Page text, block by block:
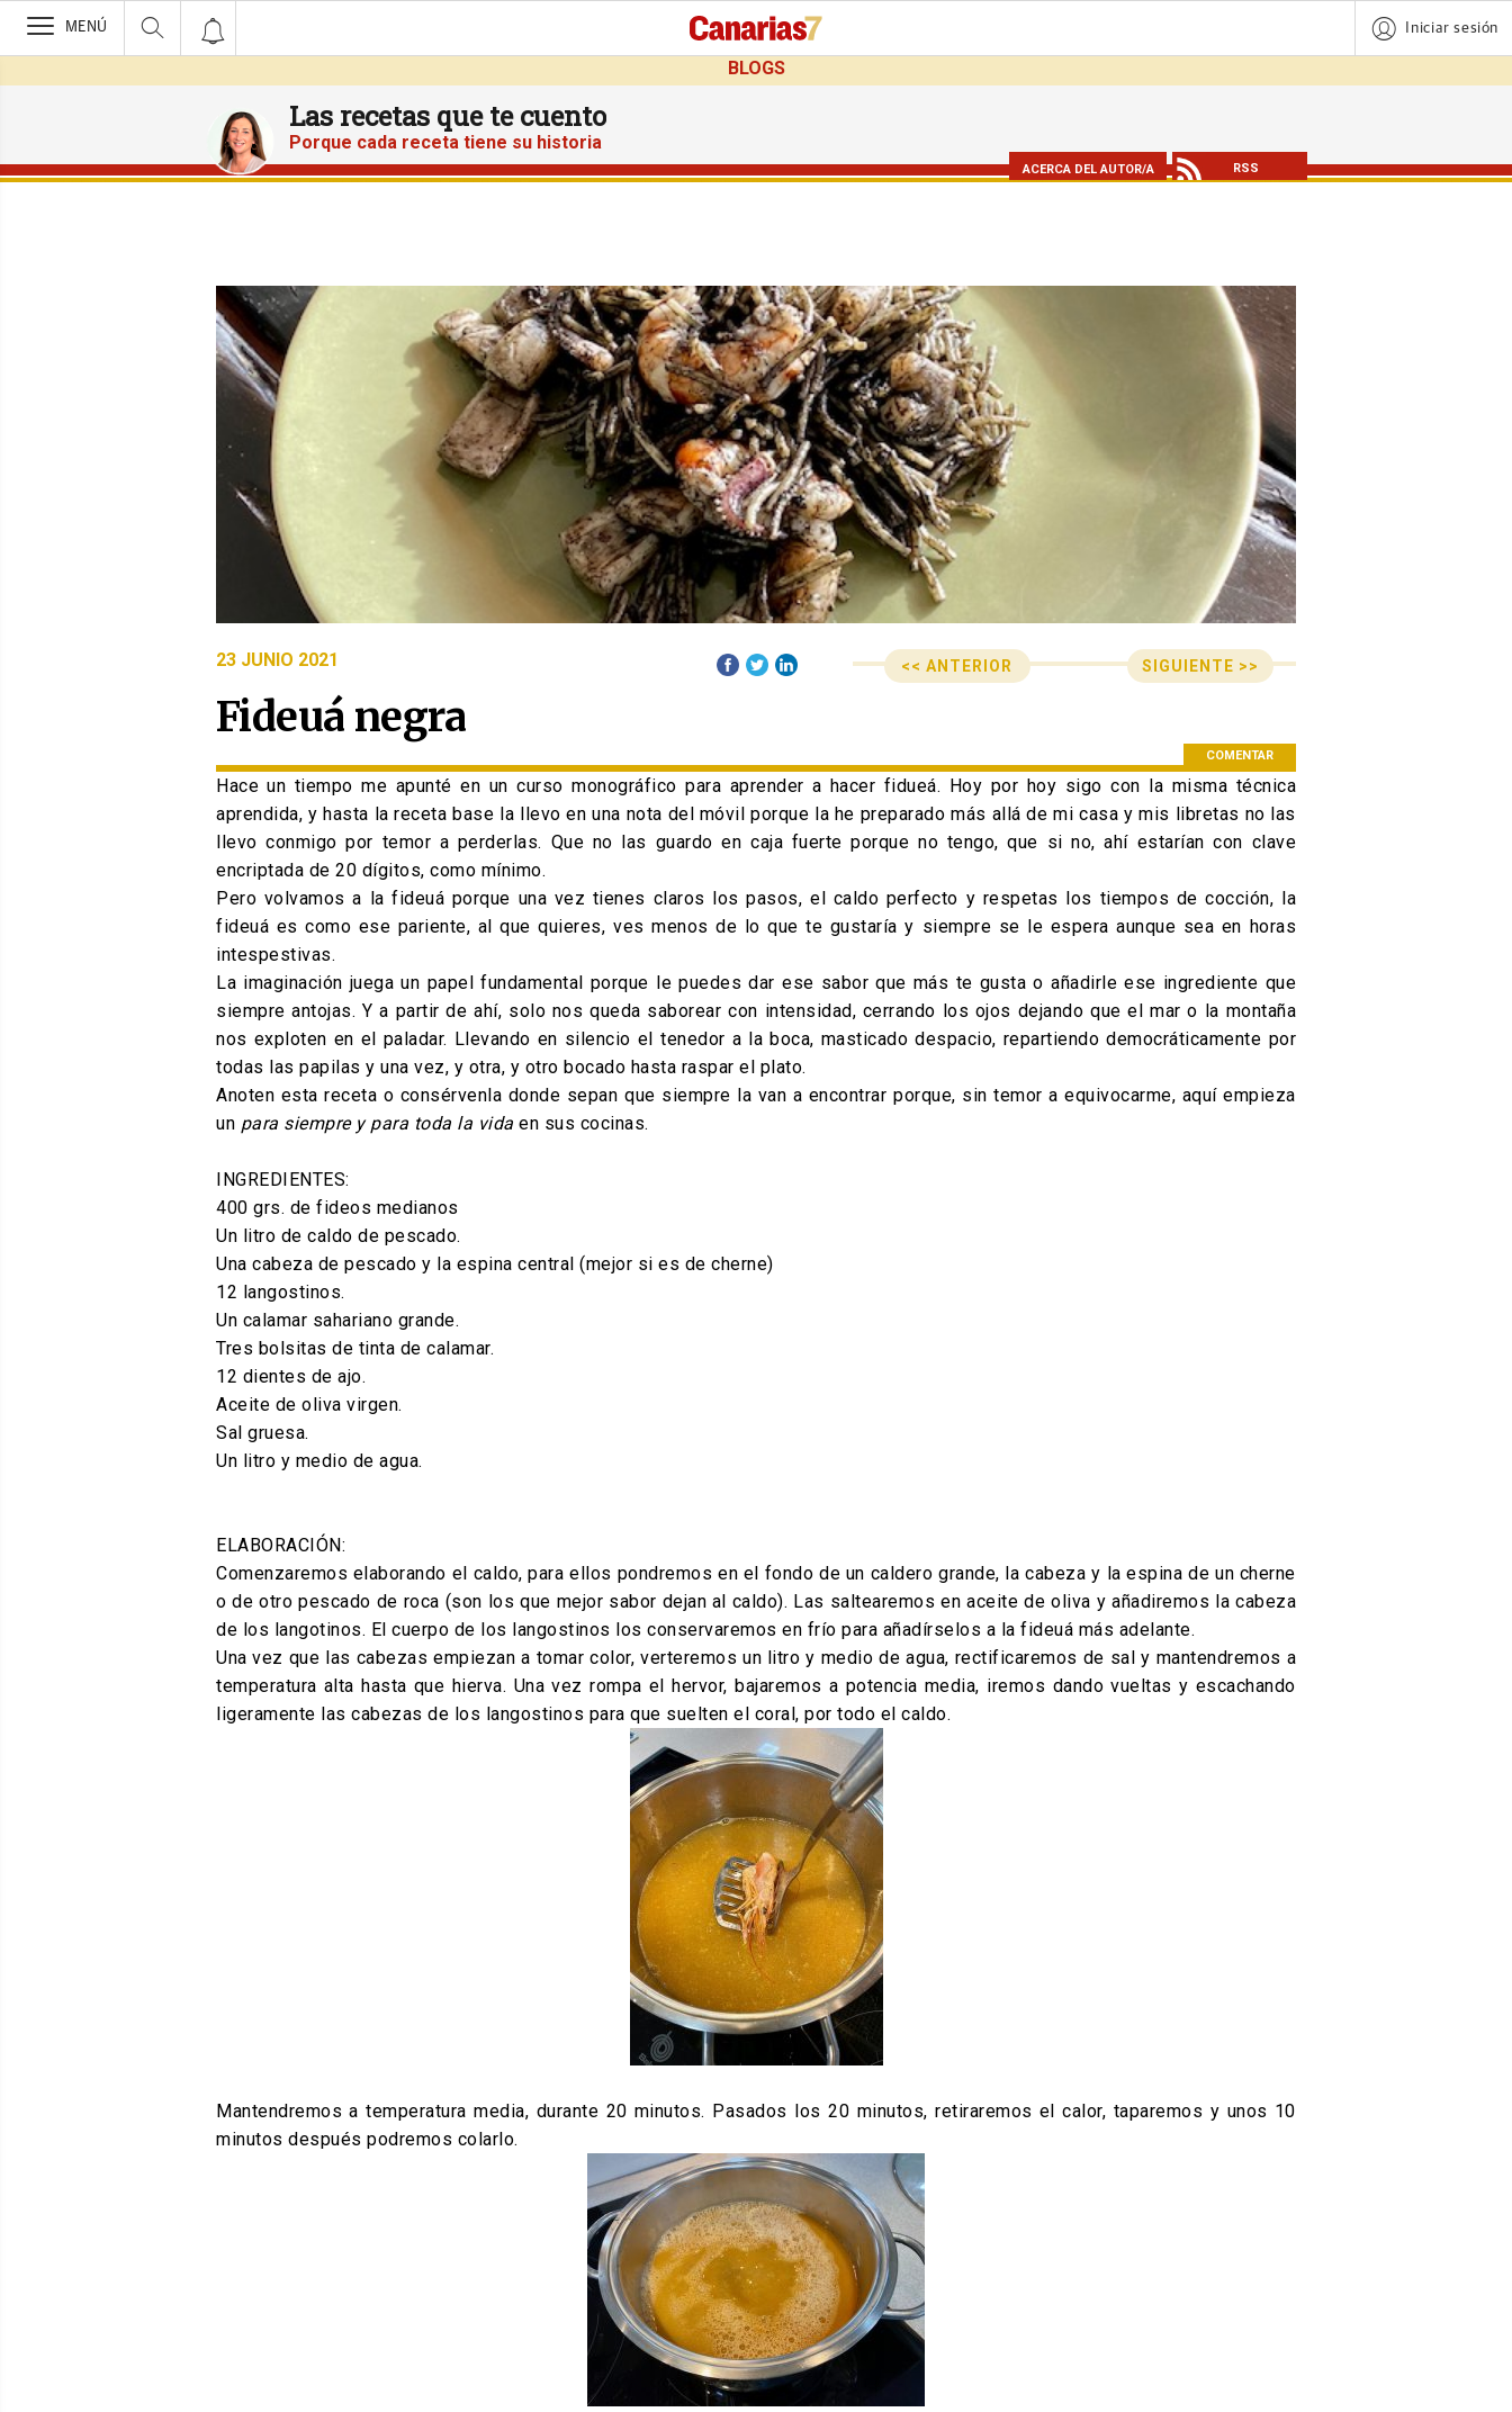
>
MENÚ Iniciar sesión
BLOGS
Las recetas que te cuento
Porque cada receta tiene su historia
ACERCA DEL AUTOR/A RSS
<< ANTERIOR
SIGUIENTE >>
PUBLICADO
23 JUNIO 2021
Fideuá negra
COMENTAR
Hace un tiempo me apunté en un curso monográfico para aprender a hacer fidueá. Hoy por hoy sigo con la misma técnica
aprendida, y hasta la receta base la llevo en una nota del móvil porque la he preparado más allá de mi casa y mis libretas no las
llevo conmigo por temor a perderlas. Que no las guardo en caja fuerte porque no tengo, que si no, ahí estarían con clave
encriptada de 20 dígitos, como mínimo.
Pero volvamos a la fideuá porque una vez tienes claros los pasos, el caldo perfecto y respetas los tiempos de cocción, la
fideuá es como ese pariente, al que quieres, ves menos de lo que te gustaría y siempre se le espera aunque sea en horas
intespestivas.
La imaginación juega un papel fundamental porque le puedes dar ese sabor que más te gusta o añadirle ese ingrediente que
siempre antojas. Y a partir de ahí, solo nos queda saborear con intensidad, cerrando los ojos dejando que el mar o la montaña
nos exploten en el paladar. Llevando en silencio el tenedor a la boca, masticado despacio, repartiendo democráticamente por
todas las papilas y una vez, y otra, y otro bocado hasta raspar el plato.
Anoten esta receta o consérvenla donde sepan que siempre la van a encontrar porque, sin temor a equivocarme, aquí empieza
un para siempre y para toda la vida en sus cocinas.
INGREDIENTES:
400 grs. de fideos medianos
Un litro de caldo de pescado.
Una cabeza de pescado y la espina central (mejor si es de cherne)
12 langostinos.
Un calamar sahariano grande.
Tres bolsitas de tinta de calamar.
12 dientes de ajo.
Aceite de oliva virgen.
Sal gruesa.
Un litro y medio de agua.
ELABORACIÓN:
Comenzaremos elaborando el caldo, para ellos pondremos en el fondo de un caldero grande, la cabeza y la espina de un cherne
o de otro pescado de roca (son los que mejor sabor dejan al caldo). Las saltearemos en aceite de oliva y añadiremos la cabeza
de los langotinos. El cuerpo de los langostinos los conservaremos en frío para añadírselos a la fideuá más adelante.
Una vez que las cabezas empiezan a tomar color, verteremos un litro y medio de agua, rectificaremos de sal y mantendremos a
temperatura alta hasta que hierva. Una vez rompa el hervor, bajaremos a potencia media, iremos dando vueltas y escachando
ligeramente las cabezas de los langostinos para que suelten el coral, por todo el caldo.
Mantendremos a temperatura media, durante 20 minutos. Pasados los 20 minutos, retiraremos el calor, taparemos y unos 10
minutos después podremos colarlo.